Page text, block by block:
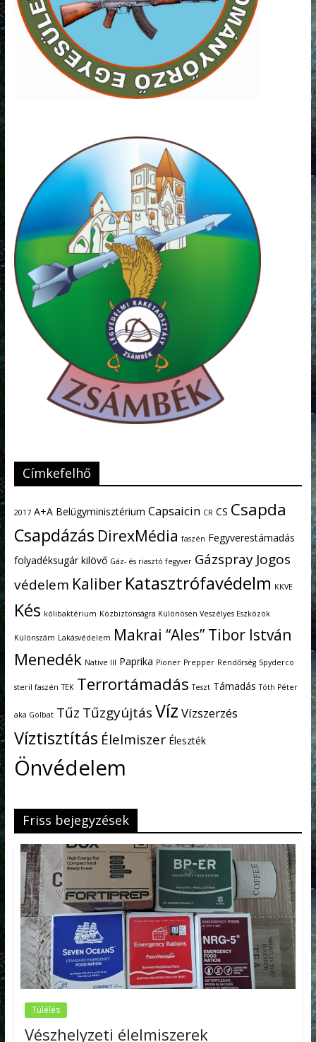
Címkefelhő
2017 A+A Belügyminisztérium Capsaicin CR CS Csapda
Csapdázás DirexMédia faszén Fegyverestámadás
folyadéksugár kilövő Gáz- és riasztó fegyver Gázspray Jogos
védelem Kaliber Katasztrófavédelm KKVE
Kés kólibaktérium Közbiztonságra Különösen Veszélyes Eszközök
Különszám Lakásvédelem Makrai “Ales” Tibor István
Menedék Native III Paprika Pioner Prepper Rendőrség Spyderco
steril faszén TEK Terrortámadás Teszt Támadás Tóth Péter
aka Golbat Tűz TűzgyújtásVíz Vízszerzés
Víztisztítás Élelmiszer Éleszték
Önvédelem
Friss bejegyzések
Túlélés
Vészhelyzeti élelmiszerek